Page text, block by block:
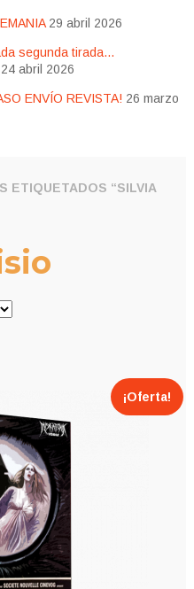
29 abril 2026
segunda tirada…
24 abril 2026
ENVÍO REVISTA! 26 marzo
ETIQUETADOS “SILVIA
¡Oferta!